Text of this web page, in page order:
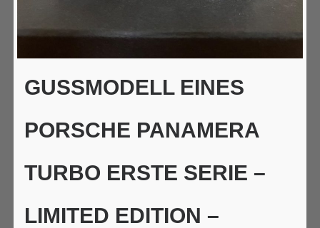
GUSSMODELL EINES
PORSCHE PANAMERA
TURBO ERSTE SERIE –
LIMITED EDITION –